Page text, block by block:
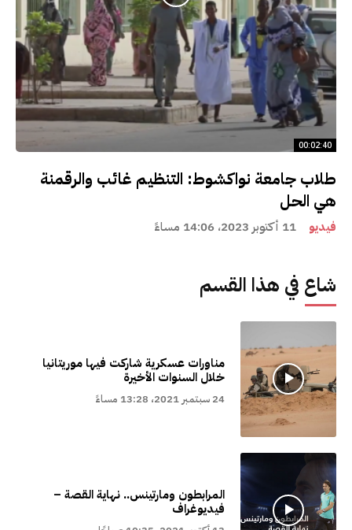
00:02:40
طلاب جامعة نواكشوط: التنظيم غائب والرقمنة
هي الحل
فيديو 11 أكتوبر 2023، 14:06 مساءً
شاع في هذا القسم
مناورات عسكرية شاركت فيها موريتانيا
خلال السنوات الأخيرة
24 سبتمبر 2021، 13:28 مساءً
المرابطون ومارتينس.. نهاية القصة –
فيديوغراف